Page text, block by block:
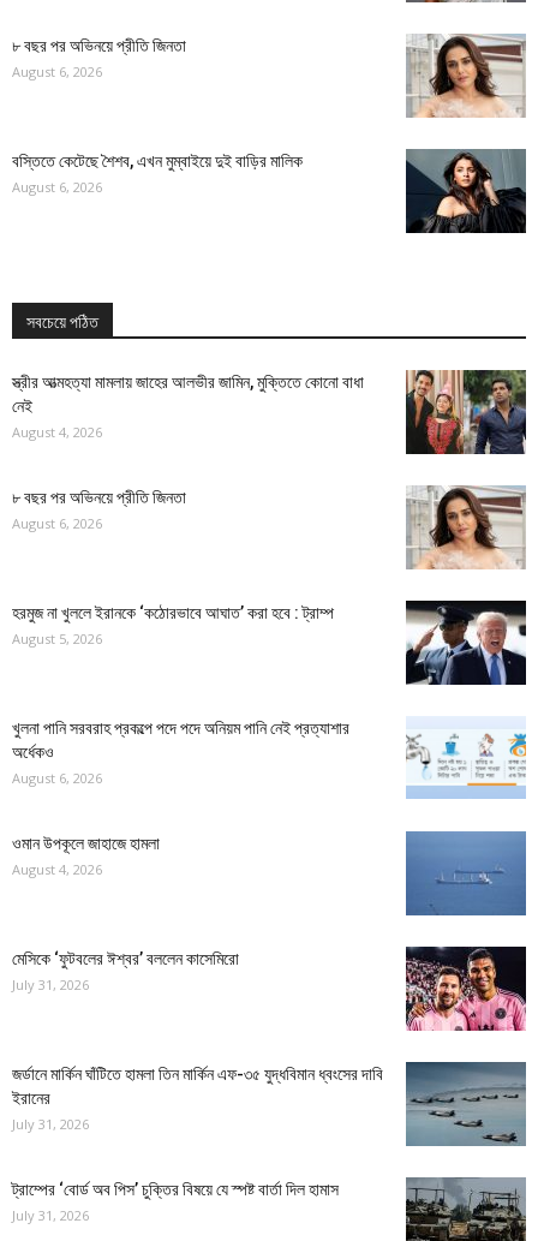
৮ বছর পর অভিনয়ে প্রীতি জিনতা
August 6, 2026
বস্তিতে কেটেছে শৈশব, এখন মুম্বাইয়ে দুই বাড়ির মালিক
August 6, 2026
সবচেয়ে পঠিত
স্ত্রীর আত্মহত্যা মামলায় জাহের আলভীর জামিন, মুক্তিতে কোনো বাধা
নেই
August 4, 2026
৮ বছর পর অভিনয়ে প্রীতি জিনতা
August 6, 2026
হরমুজ না খুললে ইরানকে ‘কঠোরভাবে আঘাত’ করা হবে : ট্রাম্প
August 5, 2026
খুলনা পানি সরবরাহ প্রকল্পে পদে পদে অনিয়ম পানি নেই প্রত্যাশার
অর্ধেকও
August 6, 2026
ওমান উপকূলে জাহাজে হামলা
August 4, 2026
মেসিকে ‘ফুটবলের ঈশ্বর’ বললেন কাসেমিরো
July 31, 2026
জর্ডানে মার্কিন ঘাঁটিতে হামলা তিন মার্কিন এফ-৩৫ যুদ্ধবিমান ধ্বংসের দাবি
ইরানের
July 31, 2026
ট্রাম্পের ‘বোর্ড অব পিস’ চুক্তির বিষয়ে যে স্পষ্ট বার্তা দিল হামাস
July 31, 2026